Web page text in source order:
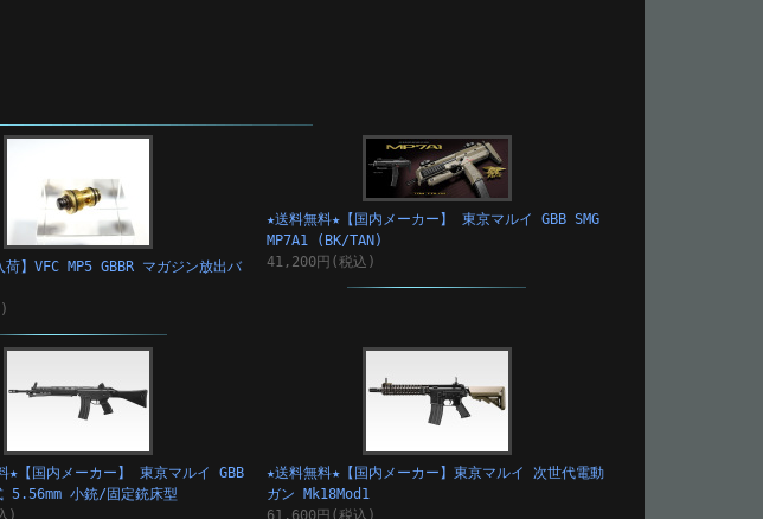
荷】VFC MP5 GBBR マガジン放出バ
★送料無料★【国内メーカー】 東京マルイ GBB SMG
MP7A1 (BK/TAN)
41,200円(税込)
★【国内メーカー】 東京マルイ GBB
5.56mm 小銃/固定銃床型
)
★送料無料★【国内メーカー】東京マルイ 次世代電動
ガン Mk18Mod1
61,600円(税込)